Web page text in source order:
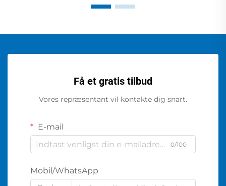
Få et gratis tilbud
Vores repræsentant vil kontakte dig snart.
E-mail
0/100
Mobil/WhatsApp